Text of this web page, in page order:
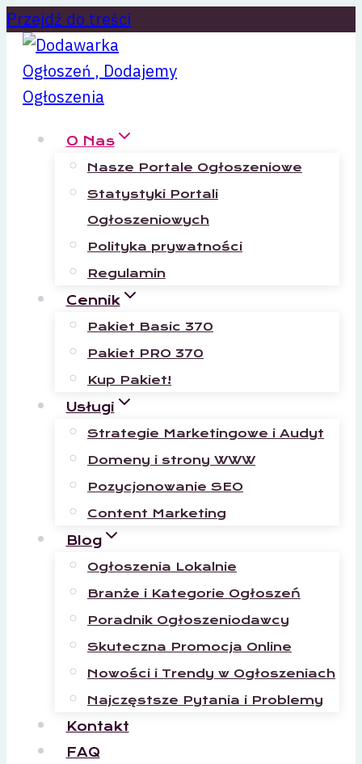
Przejdź do treści
O Nas
Nasze Portale Ogłoszeniowe
Statystyki Portali
Ogłoszeniowych
Polityka prywatności
Regulamin
Cennik
Pakiet Basic 370
Pakiet PRO 370
Kup Pakiet!
Usługi
Strategie Marketingowe i Audyt
Domeny i strony WWW
Pozycjonowanie SEO
Content Marketing
Blog
Ogłoszenia Lokalnie
Branże i Kategorie Ogłoszeń
Poradnik Ogłoszeniodawcy
Skuteczna Promocja Online
Nowości i Trendy w Ogłoszeniach
Najczęstsze Pytania i Problemy
Kontakt
FAQ